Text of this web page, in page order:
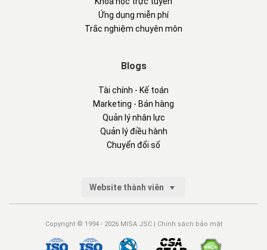
Ứng dụng miễn phí
Trắc nghiệm chuyên môn
Blogs
Tài chính - Kế toán
Marketing - Bán hàng
Quản lý nhân lực
Quản lý điều hành
Chuyển đổi số
Website thành viên
Copyright © 1994 - 2026 MISA JSC | Chính sách bảo mật